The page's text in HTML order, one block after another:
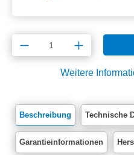
Produkt Anzahl:
Weitere
Beschreibung Technische
Garantieinformationen